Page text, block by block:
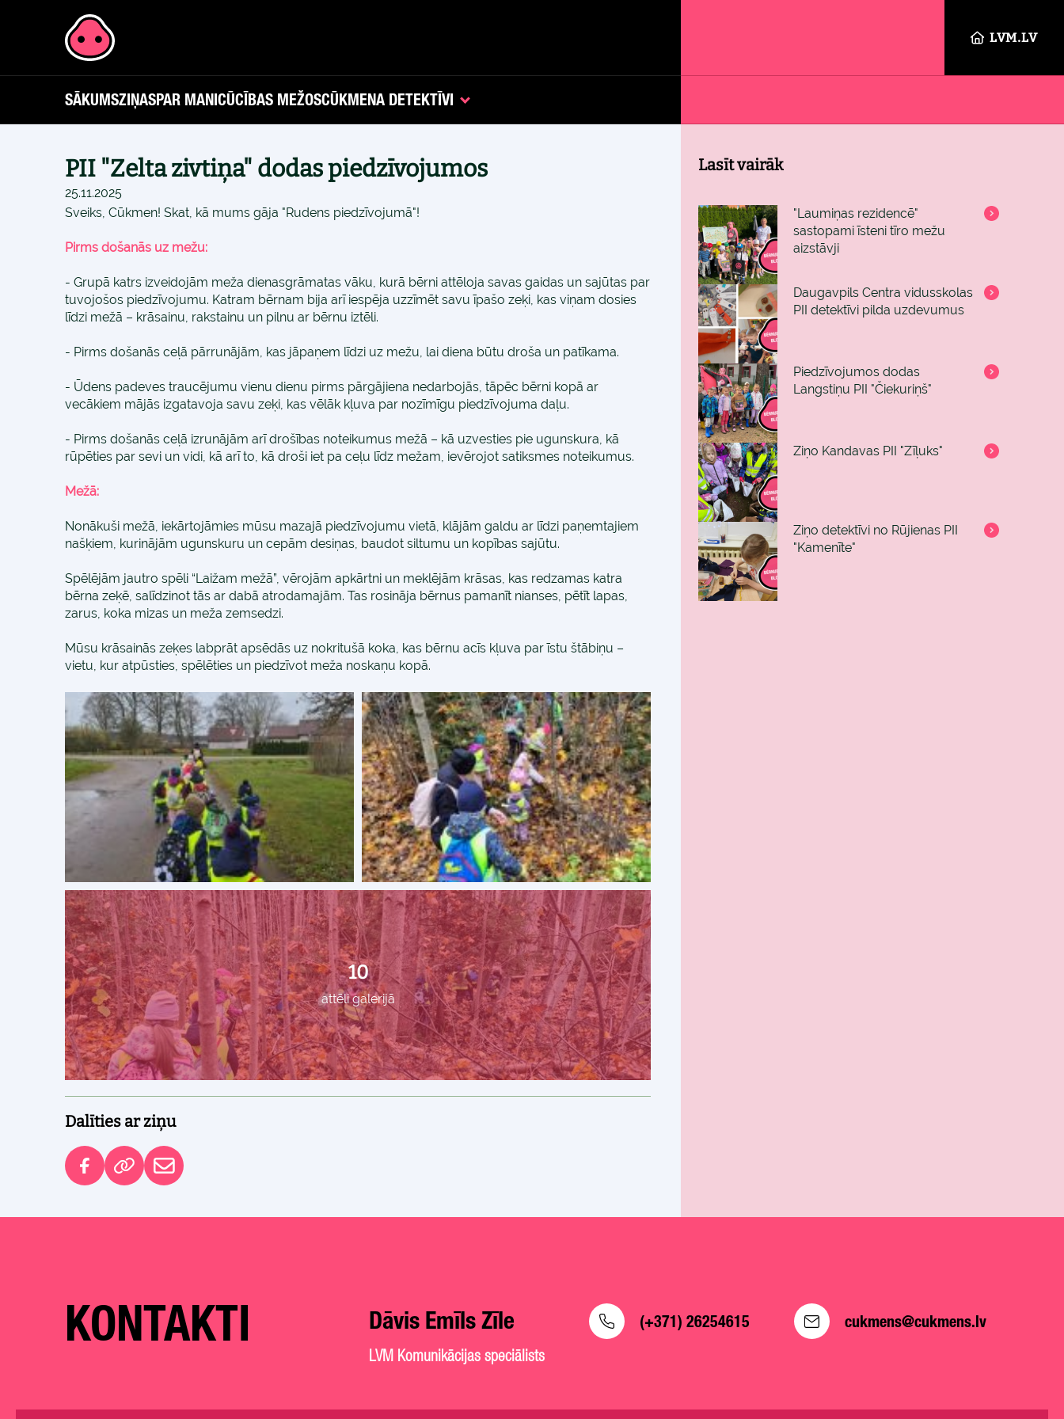
LVM.LV
SĀKUMSZIŅASPAR MANICŪCĪBAS MEŽOSCŪKMENA DETEKTĪVI
PII "Zelta zivtiņa" dodas piedzīvojumos
25.11.2025
Sveiks, Cūkmen! Skat, kā mums gāja "Rudens piedzīvojumā"!
Pirms došanās uz mežu:
- Grupā katrs izveidojām meža dienasgrāmatas vāku, kurā bērni attēloja savas gaidas un sajūtas par
tuvojošos piedzīvojumu. Katram bērnam bija arī iespēja uzzīmēt savu īpašo zeķi, kas viņam dosies
līdzi mežā – krāsainu, rakstainu un pilnu ar bērnu iztēli.
- Pirms došanās ceļā pārrunājām, kas jāpaņem līdzi uz mežu, lai diena būtu droša un patīkama.
- Ūdens padeves traucējumu vienu dienu pirms pārgājiena nedarbojās, tāpēc bērni kopā ar
vecākiem mājās izgatavoja savu zeķi, kas vēlāk kļuva par nozīmīgu piedzīvojuma daļu.
- Pirms došanās ceļā izrunājām arī drošības noteikumus mežā – kā uzvesties pie ugunskura, kā
rūpēties par sevi un vidi, kā arī to, kā droši iet pa ceļu līdz mežam, ievērojot satiksmes noteikumus.
Mežā:
Nonākuši mežā, iekārtojāmies mūsu mazajā piedzīvojumu vietā, klājām galdu ar līdzi paņemtajiem
našķiem, kurinājām ugunskuru un cepām desiņas, baudot siltumu un kopības sajūtu.
Spēlējām jautro spēli “Laižam mežā”, vērojām apkārtni un meklējām krāsas, kas redzamas katra
bērna zeķē, salīdzinot tās ar dabā atrodamajām. Tas rosināja bērnus pamanīt nianses, pētīt lapas,
zarus, koka mizas un meža zemsedzi.
Mūsu krāsainās zeķes labprāt apsēdās uz nokritušā koka, kas bērnu acīs kļuva par īstu štābiņu –
vietu, kur atpūsties, spēlēties un piedzīvot meža noskaņu kopā.
10
attēli galerijā
Dalīties ar ziņu
Lasīt vairāk
"Laumiņas rezidencē"
sastopami īsteni tīro mežu
aizstāvji
Daugavpils Centra vidusskolas
PII detektīvi pilda uzdevumus
Piedzīvojumos dodas
Langstiņu PII "Čiekuriņš"
Ziņo Kandavas PII "Zīļuks"
Ziņo detektīvi no Rūjienas PII
"Kamenīte"
KONTAKTI Dāvis Emīls Zīle
LVM Komunikācijas speciālists
(+371) 26254615 cukmens@cukmens.lv